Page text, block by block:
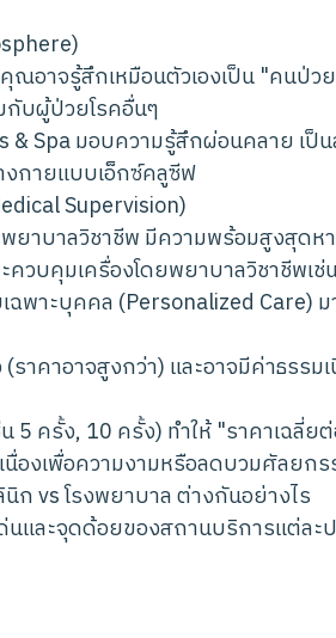
าจรู้สึกเหมือนตัวเองเป็น "คนป่วย
กับผู้ป่วยโรคอื่นๆ
Spa มอบความรู้สึกผ่อนคลาย เป็
กายแบบเอ็กซ์คลูซีฟ
Supervision)
ยาบาลวิชาชีพ มีความพร้อมสูงสุด
วบคุมเครื่องโดยพยาบาลวิชาชีพเช่
ฉพาะบุคคล (Personalized Care)
าคาอาจสูงกว่า) และอาจมีค่าธรรม
5 ครั้ง, 10 ครั้ง) ทำให้ "ราคาเฉลี่ย
องเพื่อความงามหรือลดบวมศัลยกร
ก vs โรงพยาบาล ต่างกันอย่างไร
นและจุดด้อยของสถานบริการแต่ละป